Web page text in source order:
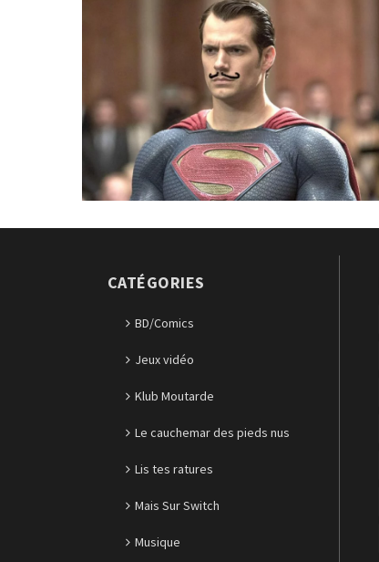
CATÉGORIES
BD/Comics
Jeux vidéo
Klub Moutarde
Le cauchemar des pieds nus
Lis tes ratures
Mais Sur Switch
Musique